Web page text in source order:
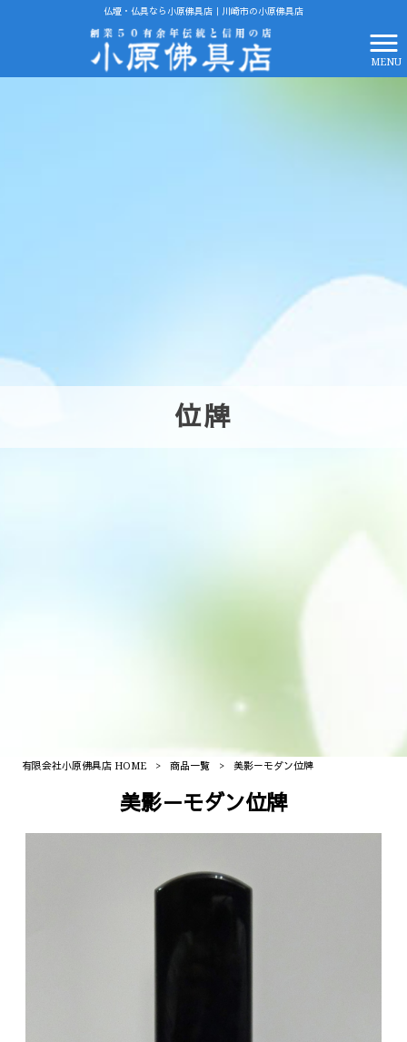
仏壇・仏具なら小原佛具店｜川崎市の小原佛具店
MENU
位牌
有限会社小原佛具店 HOME > 商品一覧 > 美影－モダン位牌
美影－モダン位牌